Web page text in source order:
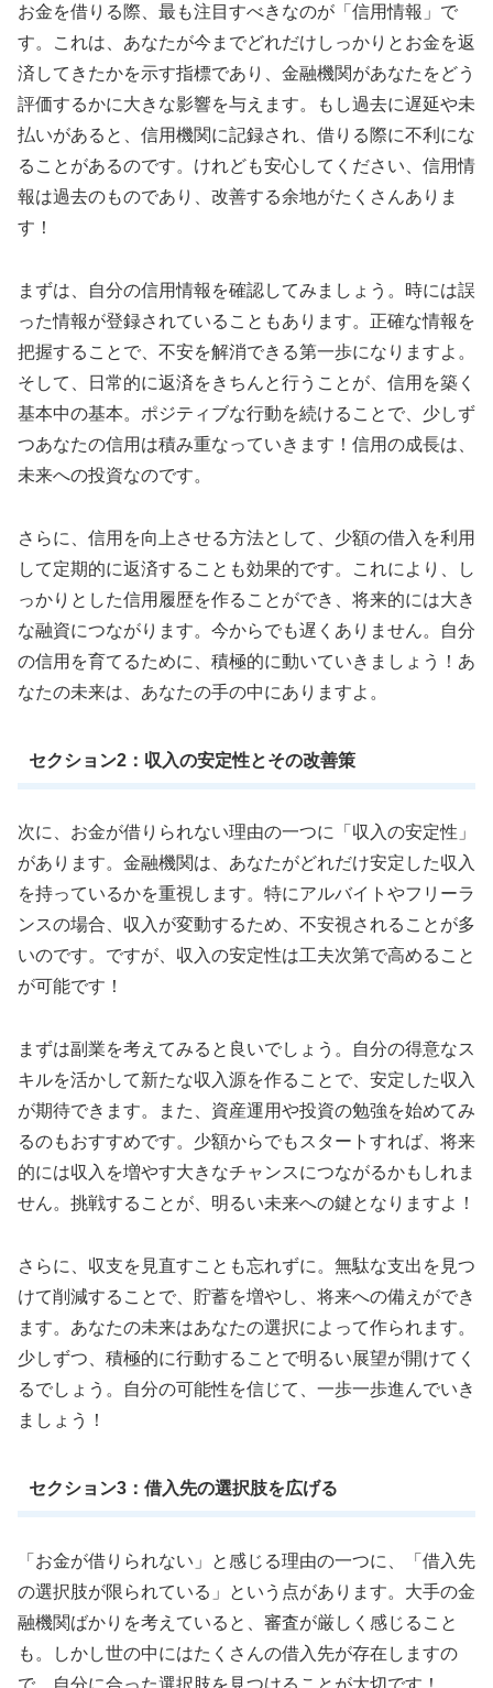
お金を借りる際、最も注目すべきなのが「信用情報」で
す。これは、あなたが今までどれだけしっかりとお金を返
済してきたかを示す指標であり、金融機関があなたをどう
評価するかに大きな影響を与えます。もし過去に遅延や未
払いがあると、信用機関に記録され、借りる際に不利にな
ることがあるのです。けれども安心してください、信用情
報は過去のものであり、改善する余地がたくさんありま
す！
まずは、自分の信用情報を確認してみましょう。時には誤
った情報が登録されていることもあります。正確な情報を
把握することで、不安を解消できる第一歩になりますよ。
そして、日常的に返済をきちんと行うことが、信用を築く
基本中の基本。ポジティブな行動を続けることで、少しず
つあなたの信用は積み重なっていきます！信用の成長は、
未来への投資なのです。
さらに、信用を向上させる方法として、少額の借入を利用
して定期的に返済することも効果的です。これにより、し
っかりとした信用履歴を作ることができ、将来的には大き
な融資につながります。今からでも遅くありません。自分
の信用を育てるために、積極的に動いていきましょう！あ
なたの未来は、あなたの手の中にありますよ。
セクション2：収入の安定性とその改善策
次に、お金が借りられない理由の一つに「収入の安定性」
があります。金融機関は、あなたがどれだけ安定した収入
を持っているかを重視します。特にアルバイトやフリーラ
ンスの場合、収入が変動するため、不安視されることが多
いのです。ですが、収入の安定性は工夫次第で高めること
が可能です！
まずは副業を考えてみると良いでしょう。自分の得意なス
キルを活かして新たな収入源を作ることで、安定した収入
が期待できます。また、資産運用や投資の勉強を始めてみ
るのもおすすめです。少額からでもスタートすれば、将来
的には収入を増やす大きなチャンスにつながるかもしれま
せん。挑戦することが、明るい未来への鍵となりますよ！
さらに、収支を見直すことも忘れずに。無駄な支出を見つ
けて削減することで、貯蓄を増やし、将来への備えができ
ます。あなたの未来はあなたの選択によって作られます。
少しずつ、積極的に行動することで明るい展望が開けてく
るでしょう。自分の可能性を信じて、一歩一歩進んでいき
ましょう！
セクション3：借入先の選択肢を広げる
「お金が借りられない」と感じる理由の一つに、「借入先
の選択肢が限られている」という点があります。大手の金
融機関ばかりを考えていると、審査が厳しく感じること
も。しかし世の中にはたくさんの借入先が存在しますの
で、自分に合った選択肢を見つけることが大切です！